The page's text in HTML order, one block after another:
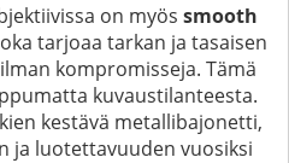
on myös smooth
tarjoaa tarkan ja tasaisen
kompromisseja. Tämä
kuvaustilanteesta.
kestävä metallibajonetti,
ja luotettavuuden vuosiksi